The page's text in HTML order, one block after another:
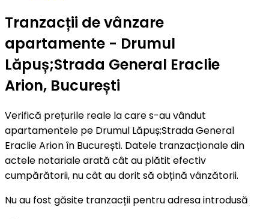
Tranzacții de vânzare
apartamente - Drumul
Lăpuș;Strada General Eraclie
Arion, București
Verifică prețurile reale la care s-au vândut
apartamentele pe Drumul Lăpuș;Strada General
Eraclie Arion în București. Datele tranzacționale din
actele notariale arată cât au plătit efectiv
cumpărătorii, nu cât au dorit să obțină vânzătorii.
Nu au fost găsite tranzacții pentru adresa introdusă